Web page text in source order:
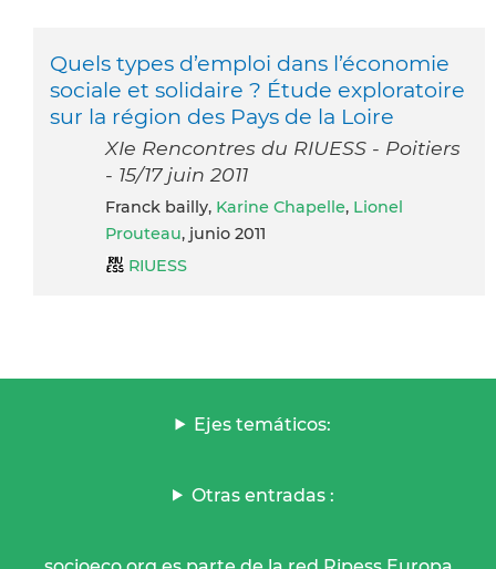
Quels types d’emploi dans l’économie
sociale et solidaire ? Étude exploratoire
sur la région des Pays de la Loire
XIe Rencontres du RIUESS - Poitiers
- 15/17 juin 2011
Franck bailly, Karine Chapelle, Lionel
Prouteau, junio 2011
RIUESS
Ejes temáticos:
Otras entradas :